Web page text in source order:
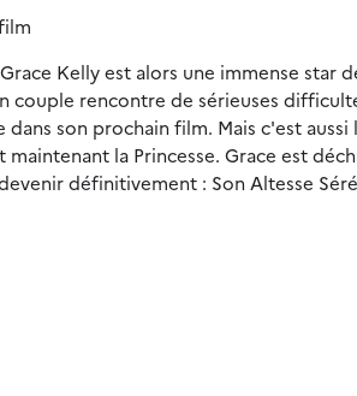
Kelly est alors une immense star
couple rencontre de sérieuses
son prochain film. Mais c'est aussi
la Princesse. Grace est
définitivement : Son Altesse